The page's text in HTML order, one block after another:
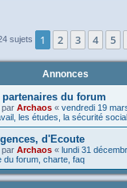
sujets 1 2 3 4 5
Annonces
du forum
par Archaos « vendredi 19
les études, la sécurité
d'Ecoute
par Archaos « lundi 31
du forum, charte, faq